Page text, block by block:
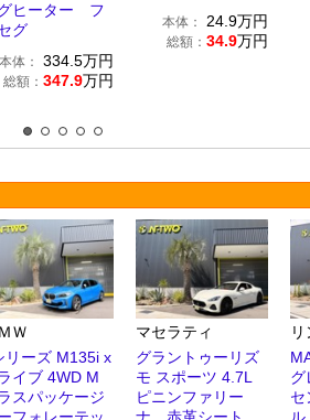
ヒーター フ
グ
本体： 334.5万円
総額： 347.9万円
本体： 24.9万円
総額： 34.9万円
Ｗ
リーズ M135i x
イブ 4WD M
スパッケージ
マセラティ
グラントゥーリズ
モ スポーツ 4.7L
ピニンファリー
グ
セ